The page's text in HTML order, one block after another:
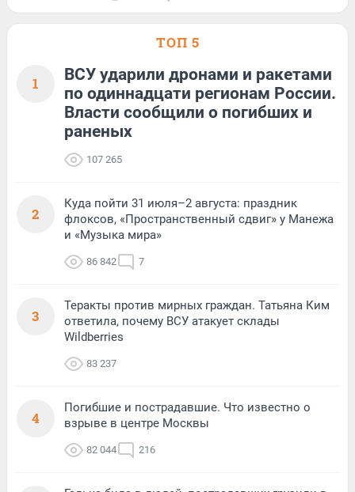
ТОП 5
1
ВСУ ударили дронами и ракетами
по одиннадцати регионам России.
Власти сообщили о погибших и
раненых
107 265
2
Куда пойти 31 июля–2 августа: праздник
флоксов, «Пространственный сдвиг» у Манежа
и «Музыка мира»
86 842 7
3
Теракты против мирных граждан. Татьяна Ким
ответила, почему ВСУ атакует склады
Wildberries
83 237
4
Погибшие и пострадавшие. Что известно о
взрыве в центре Москвы
82 044 216